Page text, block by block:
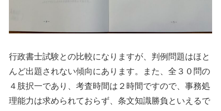
行政書士試験との比較になりますが、判例問題はほと
んど出題されない傾向にあります。また、全３０問の
４肢択一であり、考査時間は２時間ですので、事務処
理能力は求められておらず、条文知識勝負といえるで